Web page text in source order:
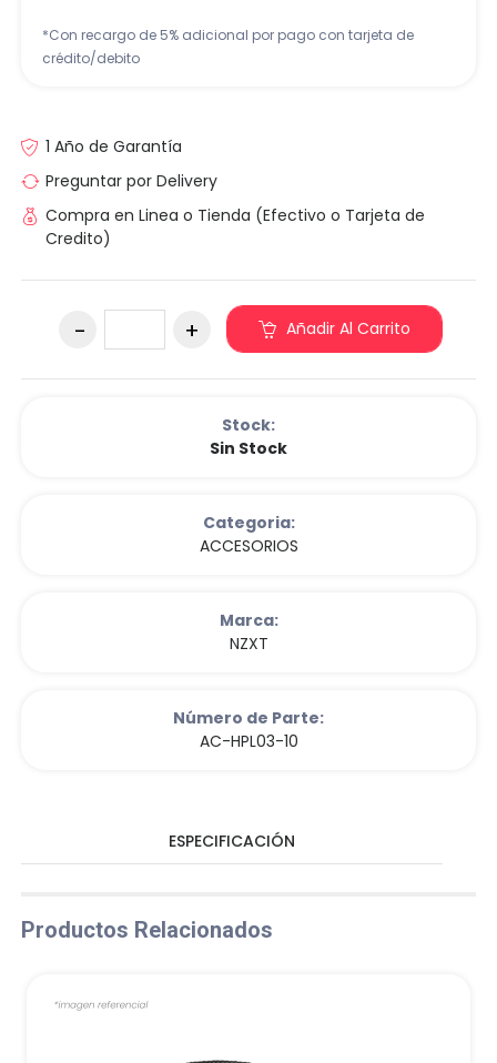
*Con recargo de 5% adicional por pago con tarjeta de
crédito/debito
1 Año de Garantía
Preguntar por Delivery
Compra en Linea o Tienda (Efectivo o Tarjeta de
Credito)
Añadir Al Carrito
Stock:
Sin Stock
Categoria:
ACCESORIOS
Marca:
NZXT
Número de Parte:
AC-HPL03-10
ESPECIFICACIÓN
Productos Relacionados